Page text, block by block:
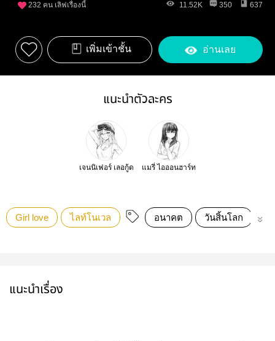
232 คน เลิฟเรื่องนี้ 11.52K 350 637
เพิ่มเข้าชั้น อ่านเลย
แนะนำตัวละคร
เจนนิเฟอร์ เลอกู้ด แมรี่ ไอออนฮาร์ท
Girl love ไลท์โนเวล อนาคต วันสิ้นโลก
แนะนำเรื่อง